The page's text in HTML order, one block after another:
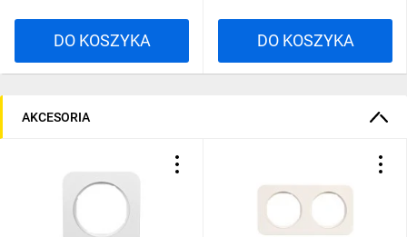
DO KOSZYKA DO KOSZYKA
AKCESORIA